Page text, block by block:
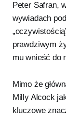
Peter Safran,
wywiadach
prawdziwym
mu wnieść do
Mimo że
Milly Alcock
kluczowe